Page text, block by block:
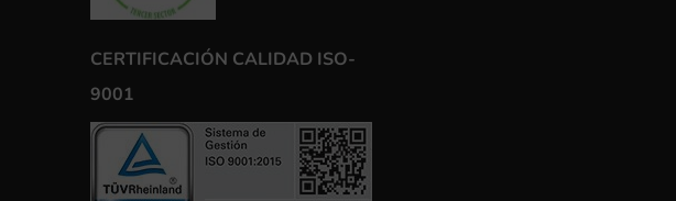
CERTIFICACIÓN CALIDAD ISO-
9001